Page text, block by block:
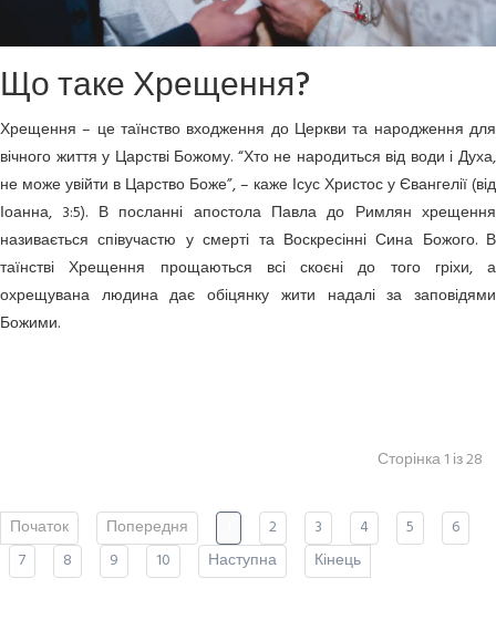
Що таке Хрещення?
Хрещення – це таїнство входження до Церкви та народження для
вічного життя у Царстві Божому. “Хто не народиться від води і Духа,
не може увійти в Царство Боже”, – каже Ісус Христос у Євангелії (від
Іоанна, 3:5). В посланні апостола Павла до Римлян хрещення
називається співучастю у смерті та Воскресінні Сина Божого. В
таїнстві Хрещення прощаються всі скоєні до того гріхи, а
охрещувана людина дає обіцянку жити надалі за заповідями
Божими.
Сторінка 1 із 28
Початок Попередня 2 3 4 5
6
7
8 9 10 Наступна Кінець